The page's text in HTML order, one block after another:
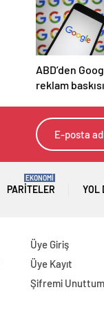
ABD’den
reklam baskısı
PARITELER
EKONOMİ
YOL
Üye Giriş
Üye Kayıt
Şifremi Unuttum